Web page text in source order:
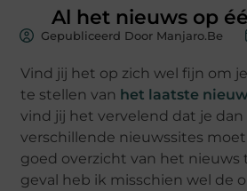
Al het nieuws op
Gepubliceerd Door Manjaro.be
Vind jij het op zich wel fijn om
te stellen van het laatste
vind jij het vervelend dat je dan
verschillende nieuwssites
goed overzicht van het nieuws
geval heb ik misschien wel de